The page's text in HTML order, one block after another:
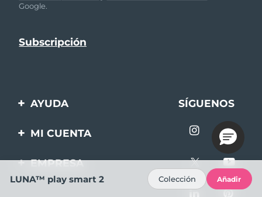
Google.
AYUDA
Contáctanos
SÍGUENOS
MI CUENTA
Registro de productos
Ayuda
EMPRESA
Sobre FOREO
LUNA™ play smart 2 Colección Añadir